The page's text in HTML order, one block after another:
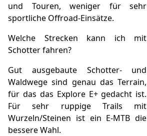
und Touren, weniger für sehr
sportliche Offroad-Einsätze.
Welche Strecken kann ich mit
Schotter fahren?
Gut ausgebaute Schotter- und
Waldwege sind genau das Terrain,
für das das Explore E+ gedacht ist.
Für sehr ruppige Trails mit
Wurzeln/Steinen ist ein E‑MTB die
bessere Wahl.